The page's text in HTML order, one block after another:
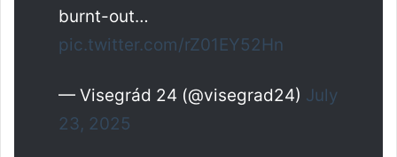
burnt-out…
pic.twitter.com/rZ01EY52Hn
— Visegrád 24 (@visegrad24) July
23, 2025